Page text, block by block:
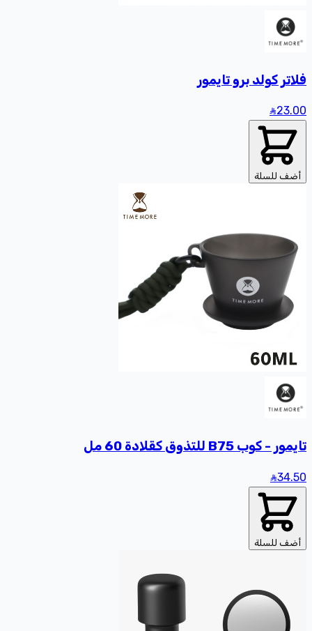
فلاتر كولد برو تايمور
23.00
أضف للسلة
تايمور - كوب B75 للتذوق كقلادة 60 مل
34.50
أضف للسلة